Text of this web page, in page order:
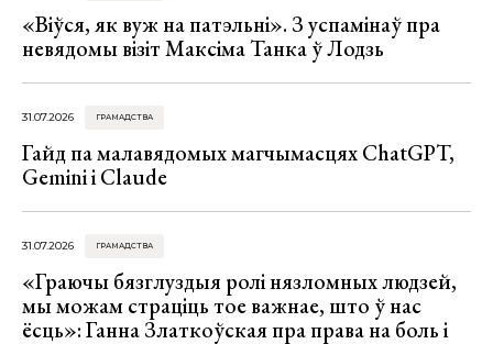
«Віўся, як вуж на патэльні». З успамінаў пра
невядомы візіт Максіма Танка ў Лодзь
31.07.2026 ГРАМАДСТВА
Гайд па малавядомых магчымасцях ChatGPT,
Gemini і Claude
31.07.2026 ГРАМАДСТВА
«Граючы бязглуздыя ролі нязломных людзей,
мы можам страціць тое важнае, што ў нас
ёсць»: Ганна Златкоўская пра права на боль і